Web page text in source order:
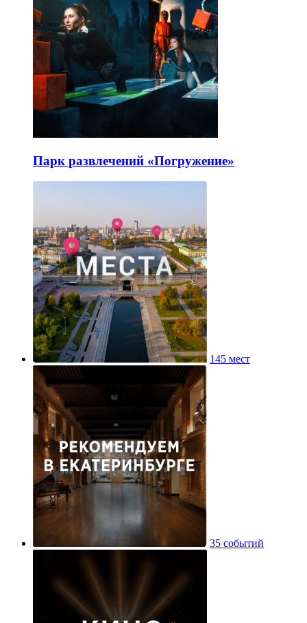
Парк развлечений «Погружение»
145 мест
35 событий